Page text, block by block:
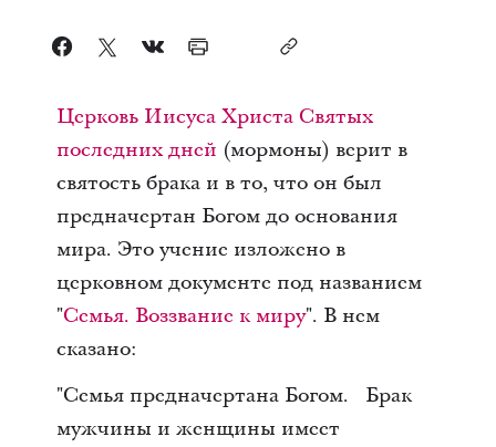
Церковь Иисуса Христа Святых
последних дней (мормоны) верит в
святость брака и в то, что он был
предначертан Богом до основания
мира. Это учение изложено в
церковном документе под названием
"Семья. Воззвание к миру". В нем
сказано:
"Семья предначертана Богом. Брак
мужчины и женщины имеет